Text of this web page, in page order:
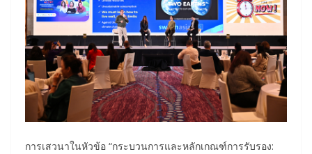
การเสวนาในหัวข้อ “กระบวนการและหลักเกณฑ์การรับรอง: